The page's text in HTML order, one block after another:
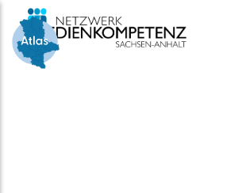
Skip
content